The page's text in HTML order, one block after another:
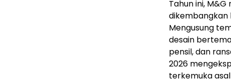
Tahun ini,
dikembangkan
Mengusung
desain
pensil, dan
2026
terkemuka